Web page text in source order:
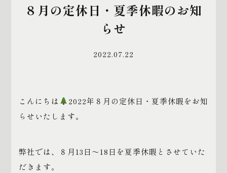
８月の定休日・夏季休暇のお知
らせ
2022.07.22
こんにちは
2022年８月の定休日・夏季休暇をお知
らせいたします。
弊社では、８月13日～18日を夏季休暇とさせていた
だきます。